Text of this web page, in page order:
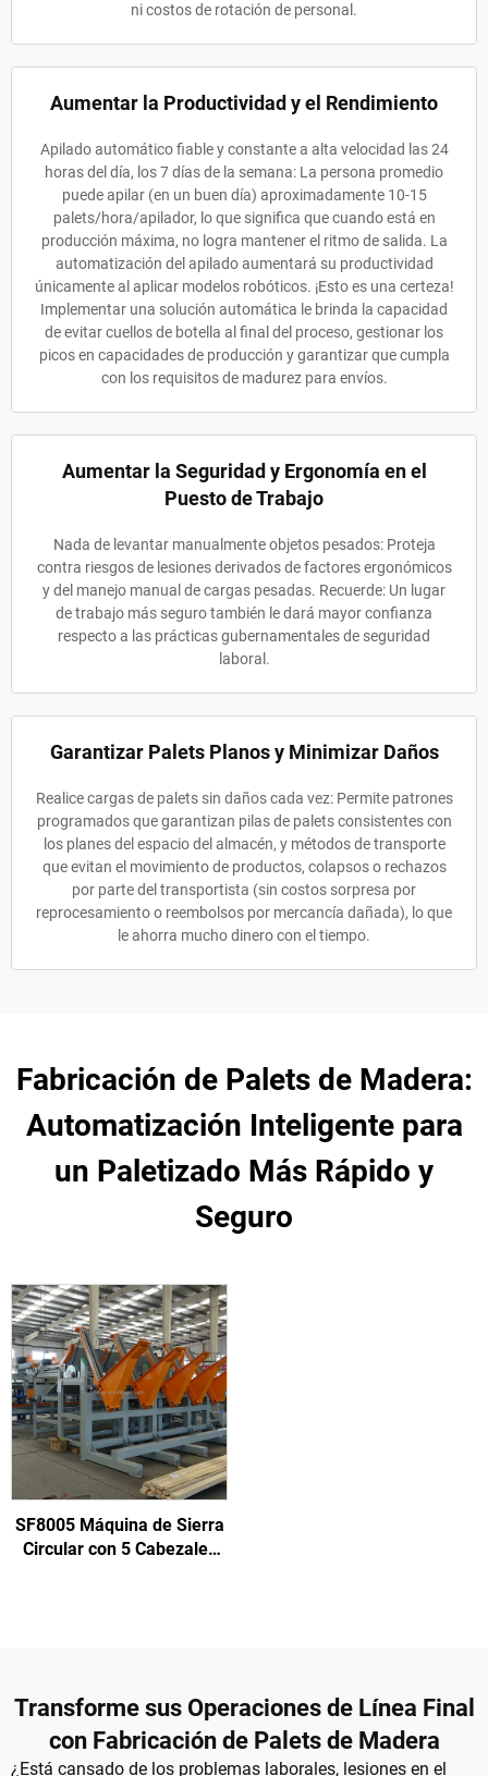
ni costos de rotación de personal.
Aumentar la Productividad y el Rendimiento
Apilado automático fiable y constante a alta velocidad las 24
horas del día, los 7 días de la semana: La persona promedio
puede apilar (en un buen día) aproximadamente 10-15
palets/hora/apilador, lo que significa que cuando está en
producción máxima, no logra mantener el ritmo de salida. La
automatización del apilado aumentará su productividad
únicamente al aplicar modelos robóticos. ¡Esto es una certeza!
Implementar una solución automática le brinda la capacidad
de evitar cuellos de botella al final del proceso, gestionar los
picos en capacidades de producción y garantizar que cumpla
con los requisitos de madurez para envíos.
Aumentar la Seguridad y Ergonomía en el
Puesto de Trabajo
Nada de levantar manualmente objetos pesados: Proteja
contra riesgos de lesiones derivados de factores ergonómicos
y del manejo manual de cargas pesadas. Recuerde: Un lugar
de trabajo más seguro también le dará mayor confianza
respecto a las prácticas gubernamentales de seguridad
laboral.
Garantizar Palets Planos y Minimizar Daños
Realice cargas de palets sin daños cada vez: Permite patrones
programados que garantizan pilas de palets consistentes con
los planes del espacio del almacén, y métodos de transporte
que evitan el movimiento de productos, colapsos o rechazos
por parte del transportista (sin costos sorpresa por
reprocesamiento o reembolsos por mercancía dañada), lo que
le ahorra mucho dinero con el tiempo.
Fabricación de Palets de Madera:
Automatización Inteligente para
un Paletizado Más Rápido y
Seguro
SF8005 Máquina de Sierra
Circular con 5 Cabezales
Transforme sus Operaciones de Línea Final
con Fabricación de Palets de Madera
¿Está cansado de los problemas laborales, lesiones en el